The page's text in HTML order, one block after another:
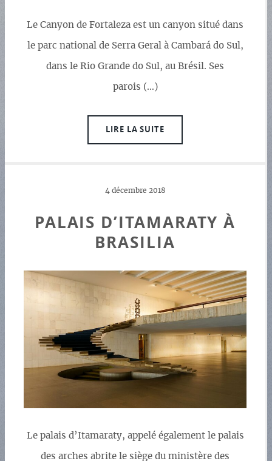
Le Canyon de Fortaleza est un canyon situé dans
le parc national de Serra Geral à Cambará do Sul,
dans le Rio Grande do Sul, au Brésil. Ses
parois (…)
LIRE LA SUITE
4 décembre 2018
PALAIS D’ITAMARATY À
BRASILIA
Le palais d’Itamaraty, appelé également le palais
des arches abrite le siège du ministère des